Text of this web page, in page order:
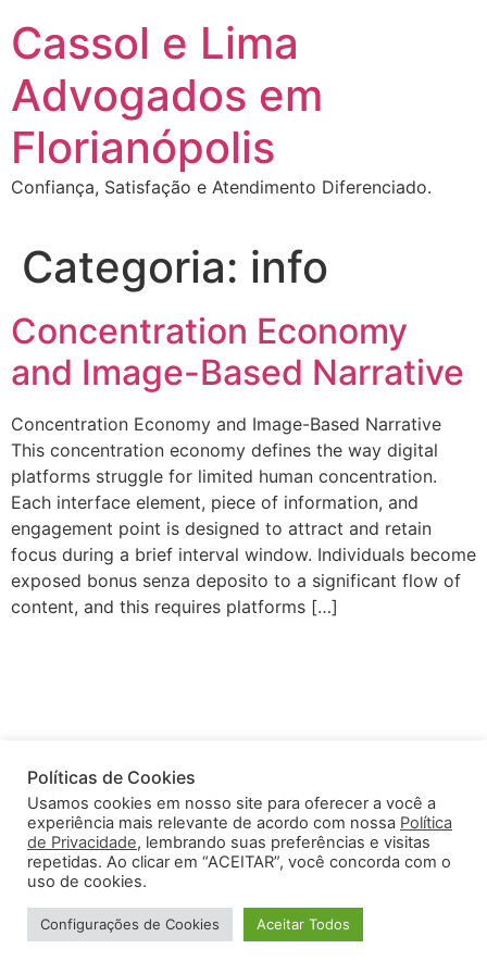
para
conteúdo
Cassol e Lima
Advogados em
Florianópolis
Confiança, Satisfação e Atendimento Diferenciado.
Categoria: info
Concentration Economy
and Image-Based Narrative
Concentration Economy and Image-Based Narrative
This concentration economy defines the way digital
platforms struggle for limited human concentration.
Each interface element, piece of information, and
engagement point is designed to attract and retain
focus during a brief interval window. Individuals become
exposed bonus senza deposito to a significant flow of
content, and this requires platforms […]
Políticas de Cookies
Usamos cookies em nosso site para oferecer a você a
experiência mais relevante de acordo com nossa Política
de Privacidade, lembrando suas preferências e visitas
repetidas. Ao clicar em “ACEITAR”, você concorda com o
uso de cookies.
Configurações de Cookies Aceitar Todos